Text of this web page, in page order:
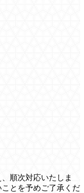
順次対応いたしま
とを予めご了承くだ